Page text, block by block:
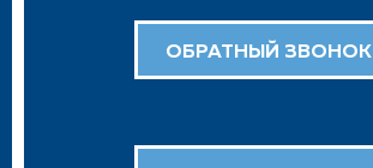
ОБРАТНЫЙ ЗВОНОК